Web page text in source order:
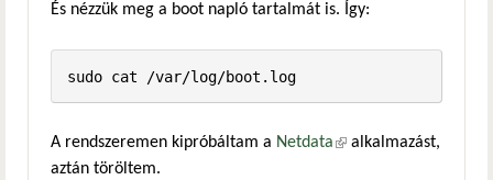
És nézzük meg a boot napló tartalmát is. Így:
sudo cat /var/log/boot.log
A rendszeremen kipróbáltam a Netdata(külső hivatkozás)
alkalmazást,
aztán töröltem.